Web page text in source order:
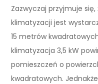
Zazwyczaj przyjmuje
klimatyzacji jest
15 metrów
klimatyzacja 3,5 kW
pomieszczeń o
kwadratowych.